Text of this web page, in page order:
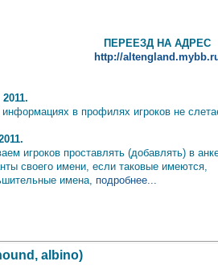
ПЕРЕЕЗД НА АДРЕС
http://
информациях в профилях игроков не
игроков проставлять (добавлять) в
своего имени, если таковые имеются,
имена, подробнее...
albino)